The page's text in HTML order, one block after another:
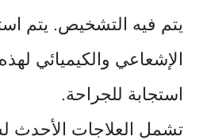
يتم فيه التشخيص. يتم
الإشعاعي والكيميائي
استجابة للجراحة.
تشمل العلاجات الأحدث